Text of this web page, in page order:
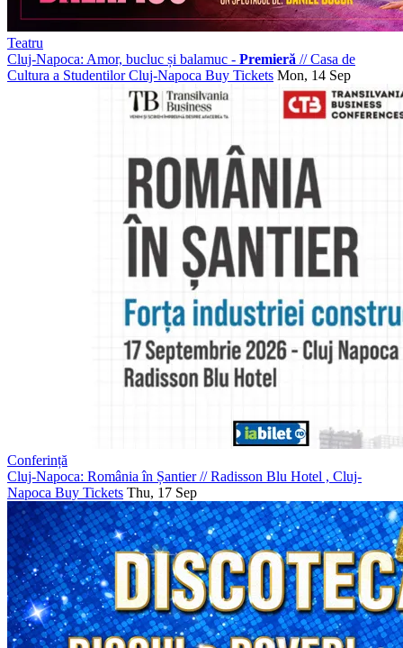
Teatru
Cluj-Napoca: Amor, bucluc și balamuc - Premieră //Casa de
Cultura a Studentilor Cluj-Napoca Buy Tickets Mon, 14 Sep
Conferință
Cluj-Napoca: România în Șantier//Radisson Blu Hotel , Cluj-
Napoca Buy Tickets Thu, 17 Sep